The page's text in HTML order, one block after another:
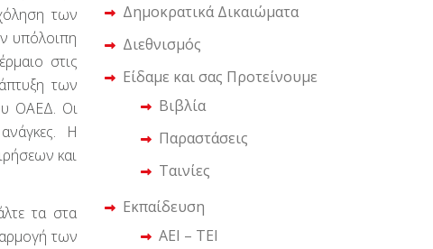
των
υπόλοιπη
στις
των
ΟΑΕΔ. Οι
Η
και
τα στα
των
Δημοκρατικά Δικαιώματα
Διεθνισμός
Είδαμε και σας Προτείνουμε
Βιβλία
Παραστάσεις
Ταινίες
Εκπαίδευση
ΑΕΙ – ΤΕΙ